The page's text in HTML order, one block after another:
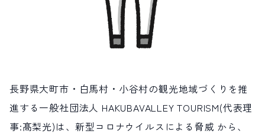
サイト内検索
検索する
白馬村内の交通情報
採用情報
長野県大町市・白馬村・小谷村の観光地域づくりを推
進する一般社団法人 HAKUBAVALLEY TOURISM(代表理
事:髙梨光)は、新型コロナウイルスによる脅威 から、